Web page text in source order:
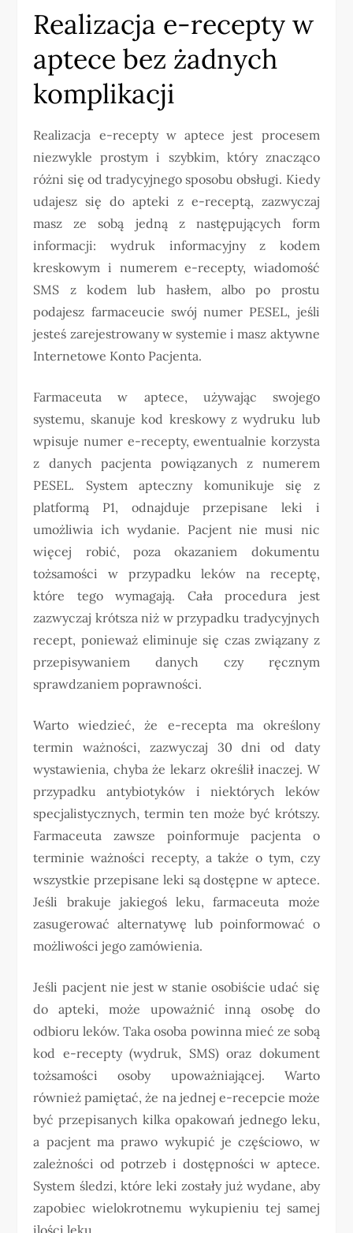
Realizacja e-recepty w
aptece bez żadnych
komplikacji
Realizacja e-recepty w aptece jest procesem
niezwykle prostym i szybkim, który znacząco
różni się od tradycyjnego sposobu obsługi. Kiedy
udajesz się do apteki z e-receptą, zazwyczaj
masz ze sobą jedną z następujących form
informacji: wydruk informacyjny z kodem
kreskowym i numerem e-recepty, wiadomość
SMS z kodem lub hasłem, albo po prostu
podajesz farmaceucie swój numer PESEL, jeśli
jesteś zarejestrowany w systemie i masz aktywne
Internetowe Konto Pacjenta.
Farmaceuta w aptece, używając swojego
systemu, skanuje kod kreskowy z wydruku lub
wpisuje numer e-recepty, ewentualnie korzysta
z danych pacjenta powiązanych z numerem
PESEL. System apteczny komunikuje się z
platformą P1, odnajduje przepisane leki i
umożliwia ich wydanie. Pacjent nie musi nic
więcej robić, poza okazaniem dokumentu
tożsamości w przypadku leków na receptę,
które tego wymagają. Cała procedura jest
zazwyczaj krótsza niż w przypadku tradycyjnych
recept, ponieważ eliminuje się czas związany z
przepisywaniem danych czy ręcznym
sprawdzaniem poprawności.
Warto wiedzieć, że e-recepta ma określony
termin ważności, zazwyczaj 30 dni od daty
wystawienia, chyba że lekarz określił inaczej. W
przypadku antybiotyków i niektórych leków
specjalistycznych, termin ten może być krótszy.
Farmaceuta zawsze poinformuje pacjenta o
terminie ważności recepty, a także o tym, czy
wszystkie przepisane leki są dostępne w aptece.
Jeśli brakuje jakiegoś leku, farmaceuta może
zasugerować alternatywę lub poinformować o
możliwości jego zamówienia.
Jeśli pacjent nie jest w stanie osobiście udać się
do apteki, może upoważnić inną osobę do
odbioru leków. Taka osoba powinna mieć ze sobą
kod e-recepty (wydruk, SMS) oraz dokument
tożsamości osoby upoważniającej. Warto
również pamiętać, że na jednej e-recepcie może
być przepisanych kilka opakowań jednego leku,
a pacjent ma prawo wykupić je częściowo, w
zależności od potrzeb i dostępności w aptece.
System śledzi, które leki zostały już wydane, aby
zapobiec wielokrotnemu wykupieniu tej samej
ilości leku.